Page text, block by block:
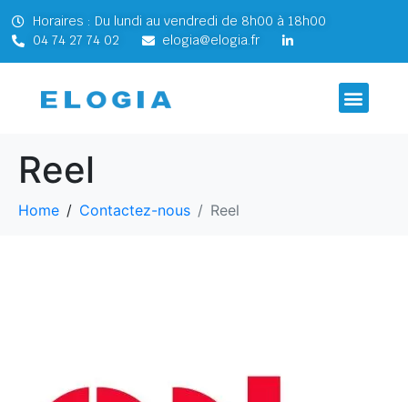
Horaires : Du lundi au vendredi de 8h00 à 18h00
04 74 27 74 02
elogia@elogia.fr
Reel
Home Contactez-nous Reel